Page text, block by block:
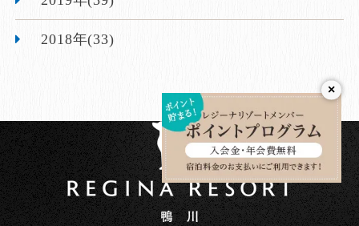
2018年(33)
×